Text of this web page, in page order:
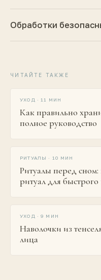
Обработки
ЧИТАЙТЕ ТАКЖЕ
УХОД ·11 МИН
Как правильно
полное руководство
РИТУАЛЫ · 10 МИН
Ритуалы перед
ритуал для быстрого
УХОД ·9 МИН
Наволочки из
лица